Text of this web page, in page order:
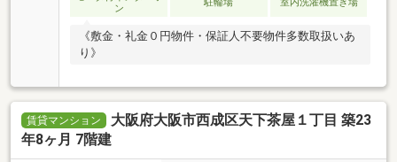
ン
駐輪場 室内洗濯機置き場
《敷金・礼金０円物件・保証人不要物件多数取扱いあ
り》
賃貸マンション
大阪府大阪市西成区天下茶屋１丁目 築23
年8ヶ月 7階建